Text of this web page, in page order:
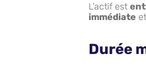
L’actif est
immédiate
Durée